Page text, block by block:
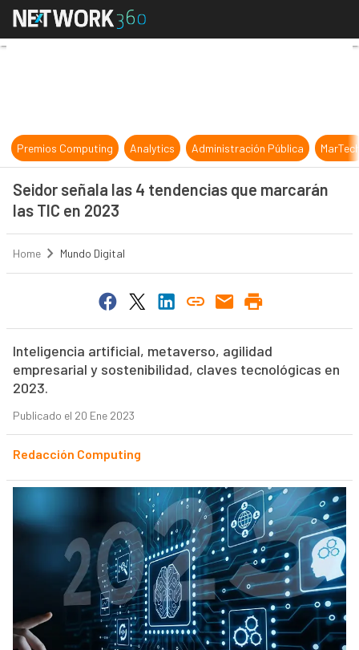
Seidor señala las 4 tendencias
Premios Computing Analytics Administración Pública
Seidor señala las 4 tendencias que marcarán
las TIC en 2023
Home Mundo Digital
Inteligencia artificial, metaverso, agilidad
empresarial y sostenibilidad, claves tecnológicas en
2023.
Publicado el 20 Ene 2023
Redacción Computing